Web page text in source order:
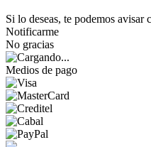
Si lo deseas, te podemos
Notificarme
No gracias
Medios de pago